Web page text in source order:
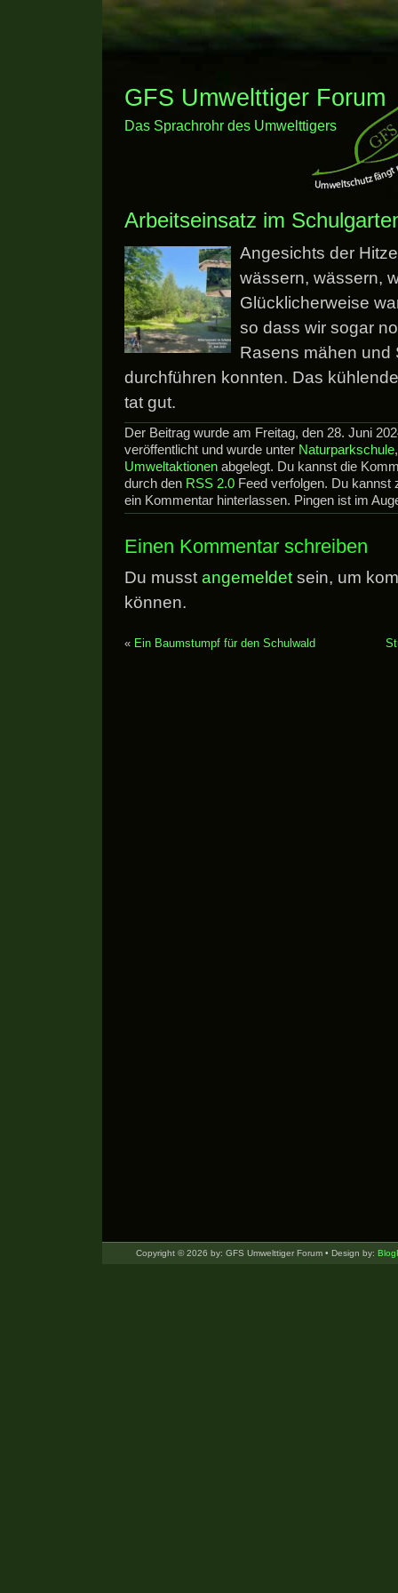
GFS Umwelttiger Forum
Das Sprachrohr des Umwelttigers
Arbeitseinsatz im
Angesichts der
wässern, wässern,
Glücklicherweise
so dass wir sogar
Rasens mähen und
durchführen konnten. Das
tat gut.
Der Beitrag wurde am Freitag, den 28. Juni
veröffentlicht und wurde unter Naturparkschule
Umweltaktionen abgelegt. Du kannst die
durch den RSS 2.0 Feed verfolgen. Du kannst
ein Kommentar hinterlassen. Pingen ist im
Einen Kommentar schreiben
Du musst angemeldet sein, um
können.
« Ein Baumstumpf für den Schulwald
Copyright © 2026 by: GFS Umwelttiger Forum • Design by: